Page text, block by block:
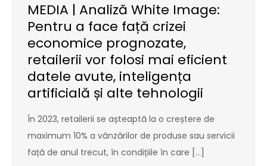
MEDIA | Analiză White Image:
Pentru a face față crizei
economice prognozate,
retailerii vor folosi mai eficient
datele avute, inteligența
artificială și alte tehnologii
În 2023, retailerii se așteaptă la o creștere de
maximum 10% a vânzărilor de produse sau servicii
față de anul trecut, în condițiile în care […]